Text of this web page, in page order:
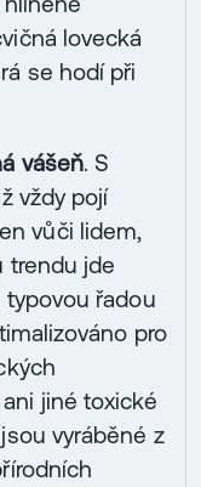
lovecká
se hodí při
vášeň. S
vždy pojí
vůči lidem,
trendu jde
řadou
pro
jiné toxické
vyráběné z